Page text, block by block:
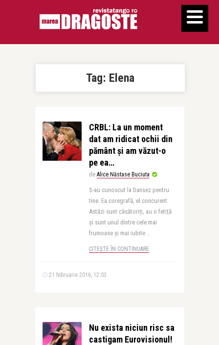
Tag: Elena
CRBL: La un moment
dat am ridicat ochii din
pământ și am văzut-o
pe ea…
de Alice Năstase Buciuta
S-au cunoscut la Dansez pentru
tine. Ea coregrafă, el concurent.
Astăzi sunt căsătoriți, au o fetiță
și sunt unul dintre cele mai
frumoase și mai iubite ..
CITEȘTE ÎN CONTINUARE
21 februarie 2016, 12:03
Nu exista niciun risc sa
castigam Eurovisionul!